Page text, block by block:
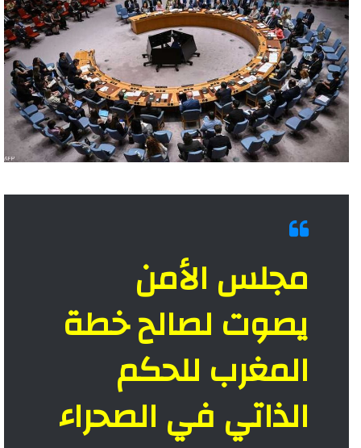
مجلس الأمن
يصوت لصالح خطة
المغرب للحكم
الذاتي في الصحراء